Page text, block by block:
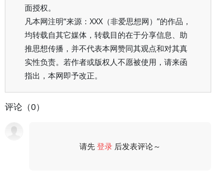
面授权。
凡本网注明“来源：XXX（非爱思想网）”的作品，
均转载自其它媒体，转载目的在于分享信息、助
推思想传播，并不代表本网赞同其观点和对其真
实性负责。若作者或版权人不愿被使用，请来函
指出，本网即予改正。
评论（0）
请先登录 后发表评论～